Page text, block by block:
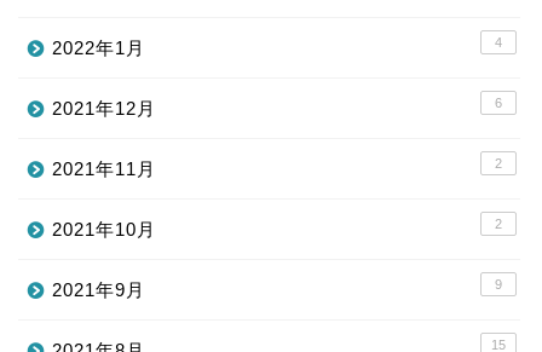
2022年1月 4
2021年12月 6
2021年11月 2
2021年10月 2
2021年9月 9
15